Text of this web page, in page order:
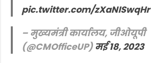
pic.twitter.com/zXaNISwqHr
– मुख्यमंत्री कार्यालय, जीओयूपी
(@CMOfficeUP) मई 18, 2023